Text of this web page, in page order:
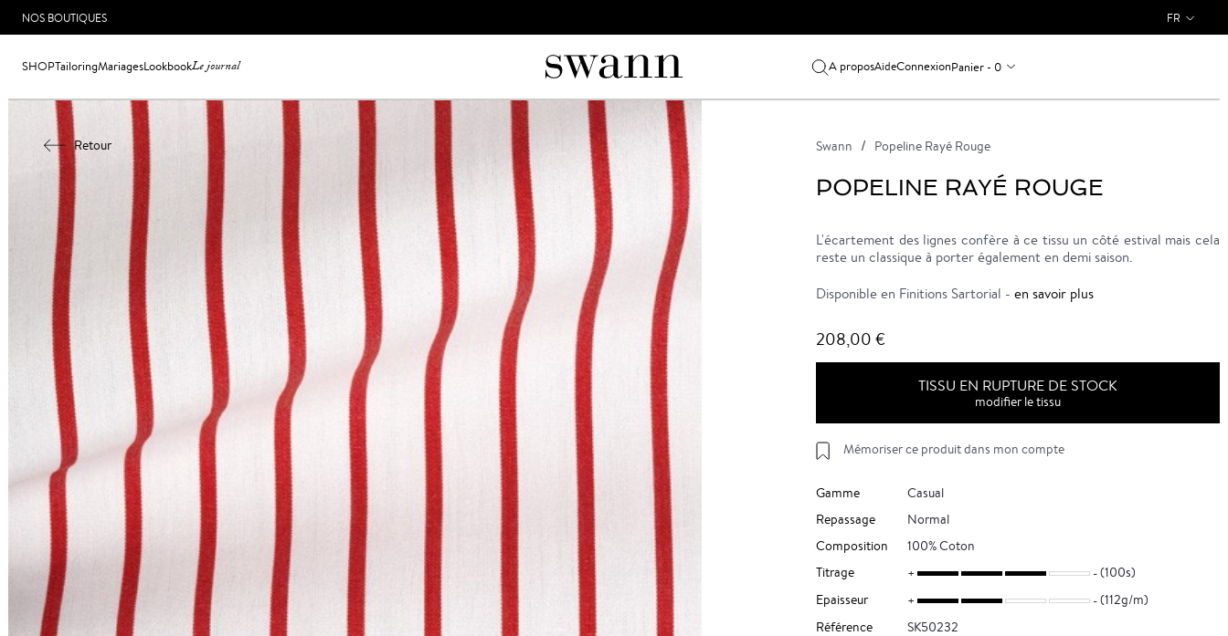
NOS BOUTIQUES FR
SHOPTailoringMariagesLookbookLe journal A proposAideConnexionPanier - 0
Retour Swann Popeline Rayé Rouge
POPELINE RAYÉ ROUGE
L'écartement des lignes confère à ce tissu un côté estival mais cela
reste un classique à porter également en demi saison.
Disponible en Finitions Sartorial - en savoir plus
208,00 €
TISSU EN RUPTURE DE STOCK
modifier le tissu
Mémoriser ce produit dans mon compte
Gamme
Casual
Repassage
Normal
Composition
100% Coton
Titrage
(100s)
Epaisseur
(112g/m)
Référence
SK50232